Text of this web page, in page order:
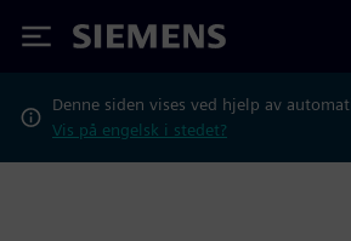
Siemens
Denne siden vises ved hjelp av
Vis på engelsk i stedet?